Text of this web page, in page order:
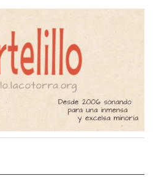
de radio de música
Podcast